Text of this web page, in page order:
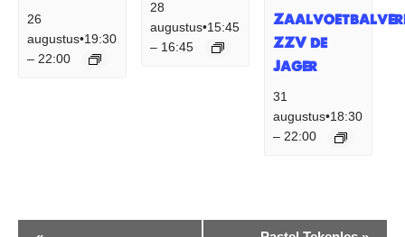
26
augustus•19:30
– 22:00
28
augustus•15:45
– 16:45
ZZV de
Jager
31
augustus•18:30
–22:00